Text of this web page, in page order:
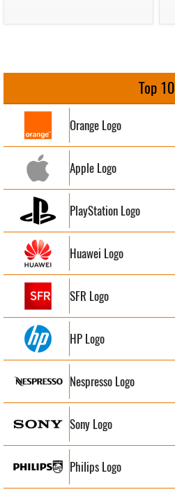
Top 10
Orange Logo
Apple Logo
PlayStation Logo
Huawei Logo
SFR Logo
HP Logo
Nespresso Logo
Sony Logo
Philips Logo